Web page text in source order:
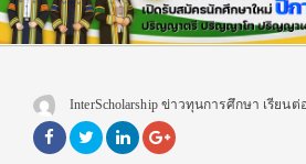
InterScholarship ข่าวทุนการศึกษา เรียนต่